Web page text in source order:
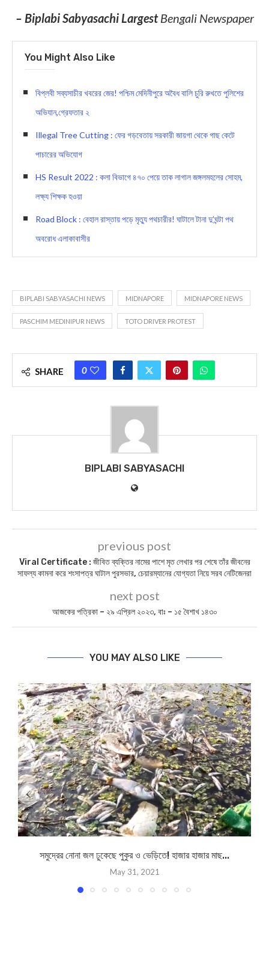
– Biplabi Sabyasachi LargestBengali Newspaper
You Might Also Like
বিপ্লবী সব্যসাচীর খবরের জের! পশ্চিম মেদিনীপুরে অবৈধ বালি চুরি রুখতে পুলিশের
অভিযান,গ্রেফতার ২
Illegal Tree Cutting : ফের গড়বেতায় সরকারী জায়গা থেকে গাছ কেটে
পাচারের অভিযোগ
HS Result 2022 : কলা বিভাগে ৪৭০ পেয়ে তাক লাগাল জঙ্গলমহলের সোহম,
লক্ষ্য শিক্ষক হওয়া
Road Block : বেহাল রাস্তায় পড়ে মৃত্যু পথচারীর! ঘাটালে টানা দু’ঘন্টা পথ
অবরোধ এলাকাবাসীর
BIPLABI SABYASACHI NEWS MIDNAPORE MIDNAPORE NEWS
PASCHIM MEDINIPUR NEWS TOTO DRIVER PROTEST
SHARE 0
BIPLABI SABYASACHI
previous post
Viral Certificate : জীবিত ব্যক্তির নামের পাশে মৃত লেখার পর শেষে তাঁর জীবনের
সাফল্য কামনা করে শংসাপত্র ঘাটাল পুরসভার, চেয়ারম্যানের যোগ্যতা নিয়ে সরব নেটিজেনরা
next post
আজকের পত্রিকা – ২৯ এপ্রিল ২০২৩, বাঃ – ১৫ বৈশাখ ১৪৩০
YOU MAY ALSO LIKE
সমুদ্রের নোনা জল ঢুকেছে পুকুর ও ভেড়িতে! হাজার হাজার মাছ...
May 31, 2021